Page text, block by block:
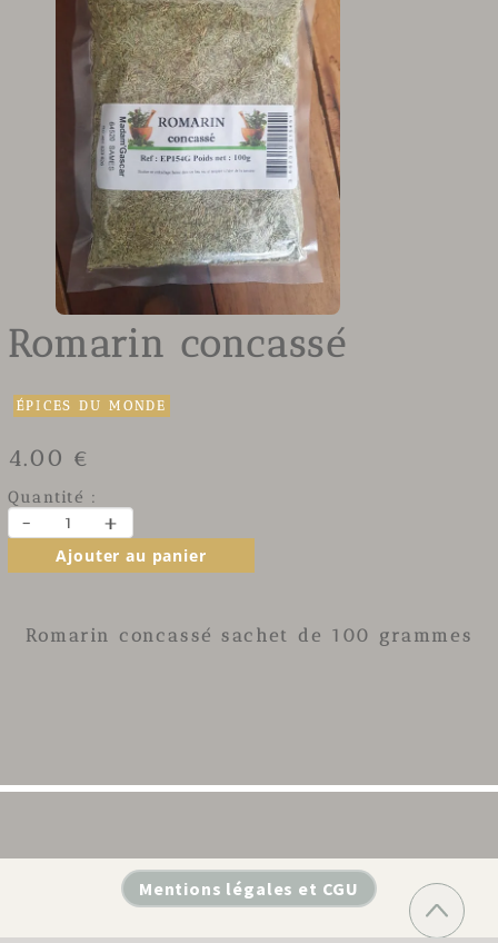
Romarin concassé
ÉPICES DU MONDE
4.00 €
Quantité :
- +
Ajouter au panier
Romarin concassé sachet de 100 grammes
Mentions légales et CGU